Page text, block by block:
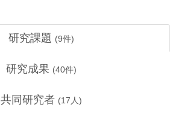
研究課題 (9件)
研究成果 (40件)
共同研究者 (17 人)